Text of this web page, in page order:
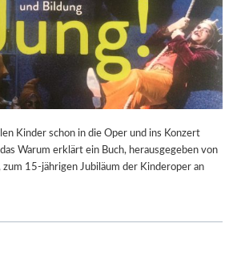
Kinder schon in die Oper und ins Konzert
Warum erklärt ein Buch, herausgegeben von
15-jährigen Jubiläum der Kinderoper an